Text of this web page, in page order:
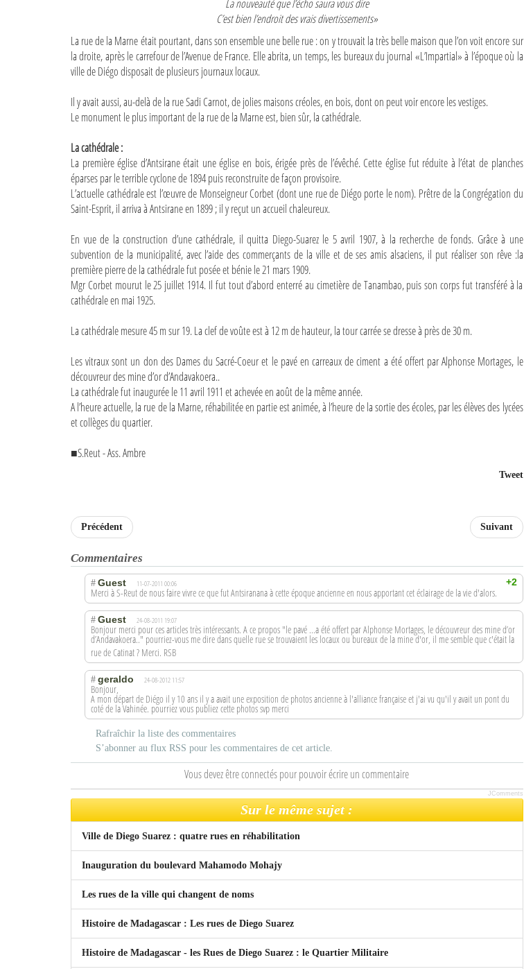
La nouveauté que l’écho saura vous dire
C’est bien l’endroit des vrais divertissements»
La rue de la Marne était pourtant, dans son ensemble une belle rue : on y trouvait la très belle maison que l’on voit encore sur
la droite, après le carrefour de l’Avenue de France. Elle abrita, un temps, les bureaux du journal «L’Impartial» à l’époque où la
ville de Diégo disposait de plusieurs journaux locaux.
Il y avait aussi, au-delà de la rue Sadi Carnot, de jolies maisons créoles, en bois, dont on peut voir encore les vestiges.
Le monument le plus important de la rue de la Marne est, bien sûr, la cathédrale.
La cathédrale :
La première église d’Antsirane était une église en bois, érigée près de l’évêché. Cette église fut réduite à l’état de planches
éparses par le terrible cyclone de 1894 puis reconstruite de façon provisoire.
L’actuelle cathédrale est l’œuvre de Monseigneur Corbet (dont une rue de Diégo porte le nom). Prêtre de la Congrégation du
Saint-Esprit, il arriva à Antsirane en 1899 ; il y reçut un accueil chaleureux.
En vue de la construction d’une cathédrale, il quitta Diego-Suarez le 5 avril 1907, à la recherche de fonds. Grâce à une
subvention de la municipalité, avec l’aide des commerçants de la ville et de ses amis alsaciens, il put réaliser son rêve :la
première pierre de la cathédrale fut posée et bénie le 21 mars 1909.
Mgr Corbet mourut le 25 juillet 1914. Il fut tout d’abord enterré au cimetière de Tanambao, puis son corps fut transféré à la
cathédrale en mai 1925.
La cathédrale mesure 45 m sur 19. La clef de voûte est à 12 m de hauteur, la tour carrée se dresse à près de 30 m.
Les vitraux sont un don des Dames du Sacré-Coeur et le pavé en carreaux de ciment a été offert par Alphonse Mortages, le
découvreur des mine d’or d’Andavakoera..
La cathédrale fut inaugurée le 11 avril 1911 et achevée en août de la même année.
A l’heure actuelle, la rue de la Marne, réhabilitée en partie est animée, à l’heure de la sortie des écoles, par les élèves des lycées
et collèges du quartier.
■S.Reut - Ass. Ambre
Tweet
Précédent Suivant
Commentaires
+2
# Guest 11-07-2011 00:06
Merci à S-Reut de nous faire vivre ce que fut Antsiranana à cette époque ancienne en nous apportant cet éclairage de la vie d'alors.
# Guest 24-08-2011 19:07
Bonjour merci pour ces articles très intéressants. A ce propos "le pavé ...a été offert par Alphonse Mortages, le découvreur des mine d’or
d’Andavakoera.." pourriez-vous me dire dans quelle rue se trouvaient les locaux ou bureaux de la mine d'or, il me semble que c'était la
rue de Catinat ? Merci. RSB
# geraldo 24-08-2012 11:57
Bonjour,
A mon départ de Diégo il y 10 ans il y a avait une exposition de photos ancienne à l'alliance française et j'ai vu qu'il y avait un pont du
coté de la Vahinée. pourriez vous publiez cette photos svp merci
Rafraîchir la liste des commentaires
S’abonner au flux RSS pour les commentaires de cet article.
Vous devez être connectés pour pouvoir écrire un commentaire
JComments
Sur le même sujet :
Ville de Diego Suarez : quatre rues en réhabilitation
Inauguration du boulevard Mahamodo Mohajy
Les rues de la ville qui changent de noms
Histoire de Madagascar : Les rues de Diego Suarez
Histoire de Madagascar - les Rues de Diego Suarez : le Quartier Militaire